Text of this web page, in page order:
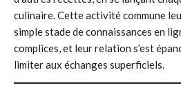
culinaire. Cette activité commune
simple stade de connaissances en
complices, et leur relation s’est
limiter aux échanges superficiels.